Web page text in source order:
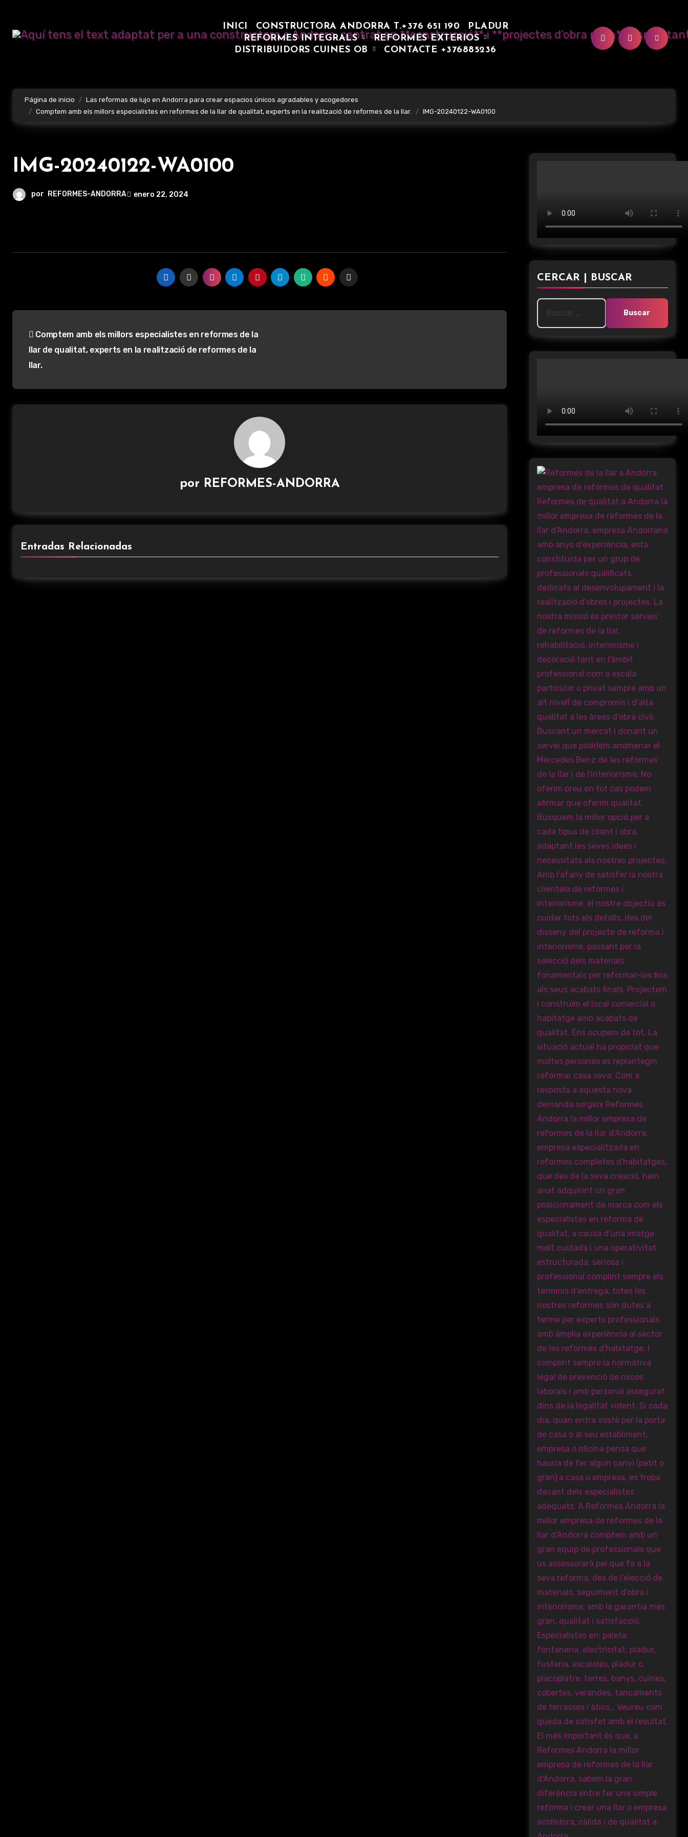
contenido
INICI CONSTRUCTORA ANDORRA T.+376 651 190
PLADUR
REFORMES INTEGRALS
REFORMES EXTERIOS
DISTRIBUIDORS CUINES OB
CONTACTE +376885236
Página de inicio
Las reformas de lujo en Andorra para crear espacios únicos agradables y acogedores
Comptem amb els millors especialistes en reformes de la llar de qualitat, experts en la realització de reformes de la llar.
IMG-20240122-WA0100
IMG-20240122-WA0100
por REFORMES-ANDORRA enero 22, 2024
de
entradas
Comptem amb els millors especialistes en reformes de la
llar de qualitat, experts en la realització de reformes de la
llar.
por REFORMES-ANDORRA
Entradas Relacionadas
CERCAR | BUSCAR
Buscar: